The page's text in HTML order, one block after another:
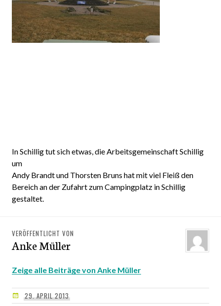
In Schillig tut sich etwas, die Arbeitsgemeinschaft Schillig
um
Andy Brandt und Thorsten Bruns hat mit viel Fleiß den
Bereich an der Zufahrt zum Campingplatz in Schillig
gestaltet.
VERÖFFENTLICHT VON
Anke Müller
Zeige alle Beiträge von Anke Müller
29. APRIL 2013